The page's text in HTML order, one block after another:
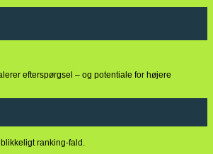
efterspørgsel – og potentiale for højere
ranking-fald.